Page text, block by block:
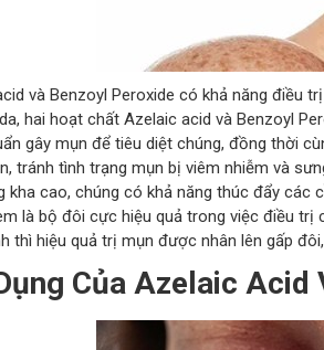
và Benzoyl Peroxide có khả năng điều
hai hoạt chất Azelaic acid và Benzoyl
gây mụn để tiêu diệt chúng, đồng thời
tránh tình trạng mụn bị viêm nhiễm và
kha cao, chúng có khả năng thúc đẩy các
là bộ đôi cực hiệu quả trong việc điều trị
thì hiệu quả trị mụn được nhân lên gấp
Của Azelaic Acid